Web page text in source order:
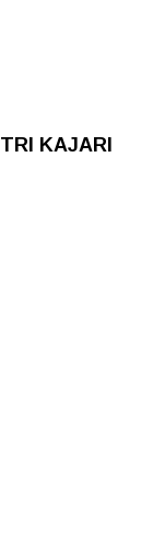
KAJARI